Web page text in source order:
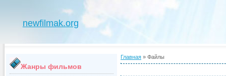
newfilmak.org
Жанры фильмов
Главная » Файлы